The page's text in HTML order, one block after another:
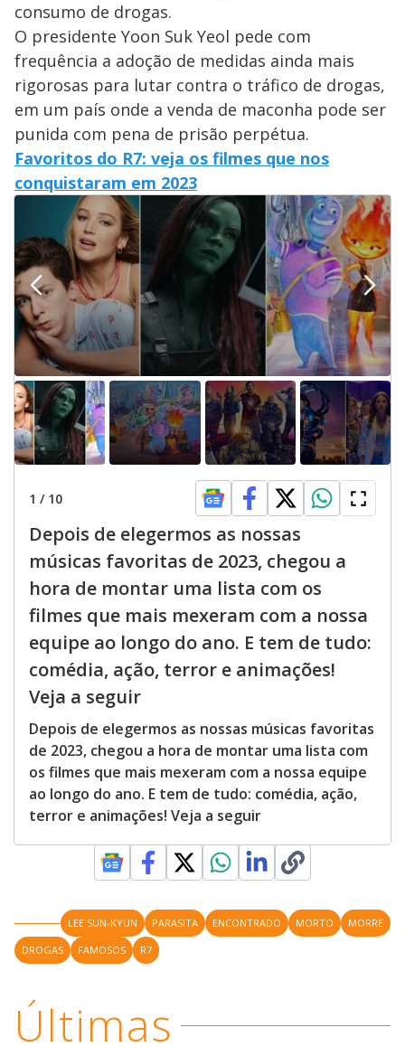
consumo de drogas.
O presidente Yoon Suk Yeol pede com
frequência a adoção de medidas ainda mais
rigorosas para lutar contra o tráfico de drogas,
em um país onde a venda de maconha pode ser
punida com pena de prisão perpétua.
Favoritos do R7: veja os filmes que nos
conquistaram em 2023
1 / 10
Depois de elegermos as nossas
músicas favoritas de 2023, chegou a
hora de montar uma lista com os
filmes que mais mexeram com a nossa
equipe ao longo do ano. E tem de tudo:
comédia, ação, terror e animações!
Veja a seguir
Depois de elegermos as nossas músicas favoritas
de 2023, chegou a hora de montar uma lista com
os filmes que mais mexeram com a nossa equipe
ao longo do ano. E tem de tudo: comédia, ação,
terror e animações! Veja a seguir
LEE SUN-KYUN PARASITA ENCONTRADO MORTO
MORRE
DROGAS
FAMOSOS R7
Últimas